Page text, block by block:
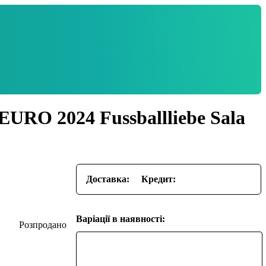
2024 Fussballliebe Sala
Доставка: Кредит:
Варіації в наявності: